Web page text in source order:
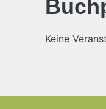
Keine